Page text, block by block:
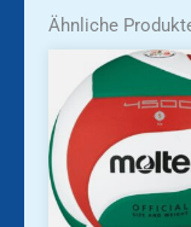
Ähnliche